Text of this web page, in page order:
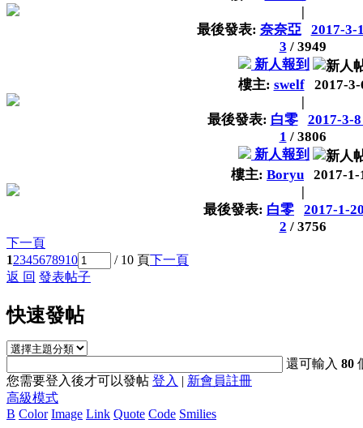
|
最後發表: 奈奈亞
2017-3-
3 / 3949
新人報到
樓主: swelf
2017-3-
|
最後發表: 白零
2017-3-
1 / 3806
新人報到
樓主: Boryu
2017-1-
|
最後發表: 白零
2017-1-
2 / 3756
下一頁
12345678910 / 10 頁下一頁
返 回 發表帖子
快速發帖
還可輸入80
您需要登入後才可以發帖 登入 | 新會員註冊
高級模式
B Color Image Link Quote Code Smilies